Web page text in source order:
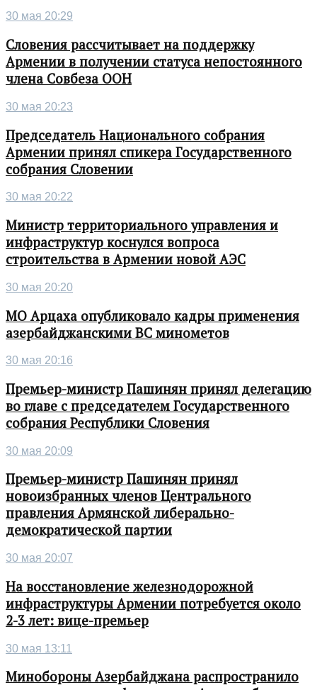
30 мая 20:29
Словения рассчитывает на поддержку
Армении в получении статуса непостоянного
члена Совбеза ООН
30 мая 20:23
Председатель Национального собрания
Армении принял спикера Государственного
собрания Словении
30 мая 20:22
Министр территориального управления и
инфраструктур коснулся вопроса
строительства в Армении новой АЭС
30 мая 20:20
МО Арцаха опубликовало кадры применения
азербайджанскими ВС минометов
30 мая 20:16
Премьер-министр Пашинян принял делегацию
во главе с председателем Государственного
собрания Республики Словения
30 мая 20:09
Премьер-министр Пашинян принял
новоизбранных членов Центрального
правления Армянской либерально-
демократической партии
30 мая 20:07
На восстановление железнодорожной
инфраструктуры Армении потребуется около
2-3 лет: вице-премьер
30 мая 13:11
Минобороны Азербайджана распространило